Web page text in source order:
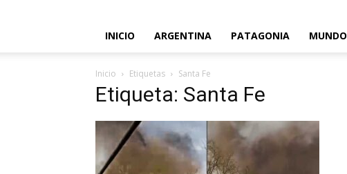
INICIO ARGENTINA PATAGONIA MUNDO
Inicio Etiquetas Santa Fe
Etiqueta: Santa Fe